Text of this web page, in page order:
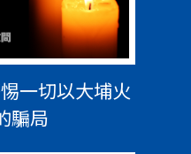
一切以大埔火
騙局